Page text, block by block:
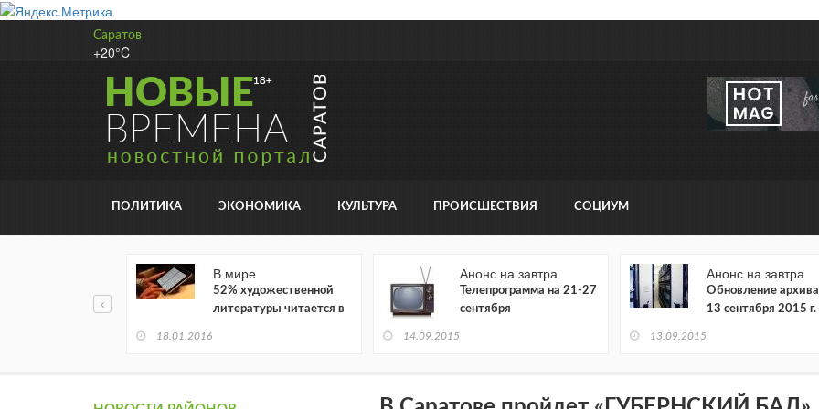
Саратов
+20°C
ПОЛИТИКА ЭКОНОМИКА КУЛЬТУРА ПРОИСШЕСТВИЯ СОЦИУМ
В мире
52% художественной
литературы читается в
18.01.2016
Анонс на завтра
Телепрограмма на 21-27
сентября
14.09.2015
Анонс на завтра
Обновление архива
13 сентября 2015 г.
13.09.2015